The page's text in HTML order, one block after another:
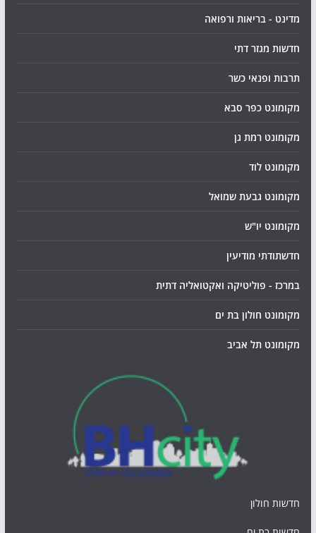
מדינט - בריאות ורפואה
חדשות מגזר דתי
תרבות ופנאי כשר
מקומונט כפר סבא
מקומונט רמת גן
מקומונט לוד
מקומונט גבעת שמואל
מקומונט יו"ש
חדשתודתי מודיעין
במרכז - פוליטיקה ואקטואליה דתית
מקומונט חולון בת ים
מקומונט תל אביב
חדשות חולון